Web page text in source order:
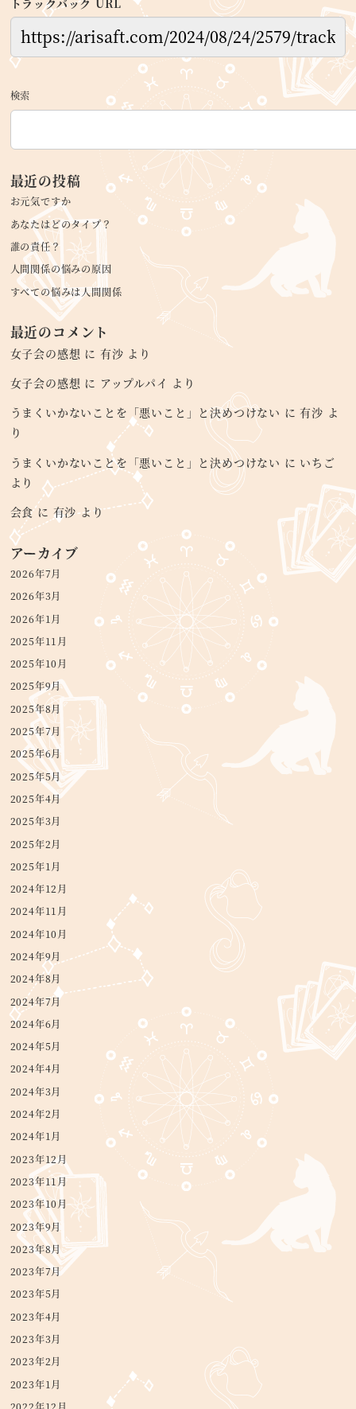
検索
最近の投稿
お元気ですか
あなたはどのタイプ？
誰の責任？
人間関係の悩みの原因
すべての悩みは人間関係
最近のコメント
女子会の感想 に 有沙 より
女子会の感想 に アップルパイ より
うまくいかないことを「悪いこと」と決めつけない に有沙 よ
り
うまくいかないことを「悪いこと」と決めつけない に いちご
より
会食に 有沙より
アーカイブ
2026年7月
2026年3月
2026年1月
2025年11月
2025年10月
2025年9月
2025年8月
2025年7月
2025年6月
2025年5月
2025年4月
2025年3月
2025年2月
2025年1月
2024年12月
2024年11月
2024年10月
2024年9月
2024年8月
2024年7月
2024年6月
2024年5月
2024年4月
2024年3月
2024年2月
2024年1月
2023年12月
2023年11月
2023年10月
2023年9月
2023年8月
2023年7月
2023年5月
2023年4月
2023年3月
2023年2月
2023年1月